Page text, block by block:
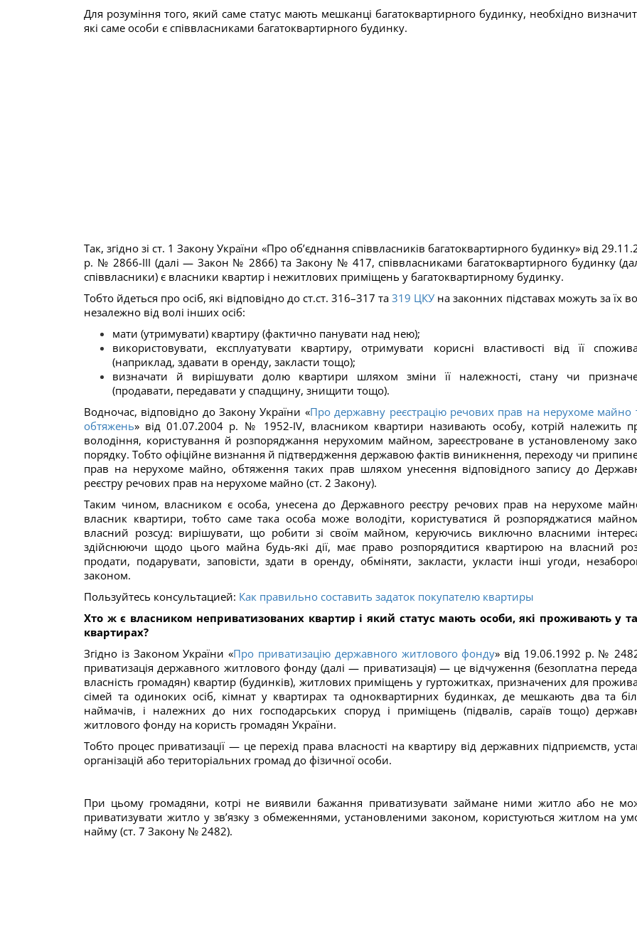
Для розуміння того, який саме статус мають мешканці багатоквартирного будинку, необхідно
які саме особи є співвласниками багатоквартирного будинку.
Так, згідно зі ст. 1 Закону України «Про об’єднання співвласників багатоквартирного будинку» від
р. № 2866-III (далі — Закон № 2866) та Закону № 417, співвласниками багатоквартирного будинку
співвласники) є власники квартир і нежитлових приміщень у багатоквартирному будинку.
Тобто йдеться про осіб, які відповідно до ст.ст. 316–317 та 319 ЦКУ на законних підставах можуть за їх
незалежно від волі інших осіб:
мати (утримувати) квартиру (фактично панувати над нею);
використовувати, експлуатувати квартиру, отримувати корисні властивості від її
(наприклад, здавати в оренду, закласти тощо);
визначати й вирішувати долю квартири шляхом зміни її належності, стану чи
(продавати, передавати у спадщину, знищити тощо).
Водночас, відповідно до Закону України «Про державну реєстрацію речових прав на нерухоме майно
обтяжень» від 01.07.2004 р. № 1952-ІV, власником квартири називають особу, котрій належить
володіння, користування й розпоряджання нерухомим майном, зареєстроване в установленому
порядку. Тобто офіційне визнання й підтвердження державою фактів виникнення, переходу чи
прав на нерухоме майно, обтяження таких прав шляхом унесення відповідного запису до
реєстру речових прав на нерухоме майно (ст. 2 Закону).
Таким чином, власником є особа, унесена до Державного реєстру речових прав на нерухоме
власник квартири, тобто саме така особа може володіти, користуватися й розпоряджатися
власний розсуд: вирішувати, що робити зі своїм майном, керуючись виключно власними
здійснюючи щодо цього майна будь-які дії, має право розпорядитися квартирою на власний
продати, подарувати, заповісти, здати в оренду, обміняти, закласти, укласти інші угоди,
законом.
Пользуйтесь консультацией: Как правильно составить задаток покупателю квартиры
Хто ж є власником неприватизованих квартир і який статус мають особи, які проживають у
квартирах?
Згідно із Законом України «Про приватизацію державного житлового фонду» від 19.06.1992 р. №
приватизація державного житлового фонду (далі — приватизація) — це відчуження (безоплатна
власність громадян) квартир (будинків), житлових приміщень у гуртожитках, призначених для
сімей та одиноких осіб, кімнат у квартирах та одноквартирних будинках, де мешкають два та
наймачів, і належних до них господарських споруд і приміщень (підвалів, сараїв тощо)
житлового фонду на користь громадян України.
Тобто процес приватизації — це перехід права власності на квартиру від державних підприємств,
організацій або територіальних громад до фізичної особи.
При цьому громадяни, котрі не виявили бажання приватизувати займане ними житло або не
приватизувати житло у зв’язку з обмеженнями, установленими законом, користуються житлом на
найму (ст. 7 Закону № 2482).